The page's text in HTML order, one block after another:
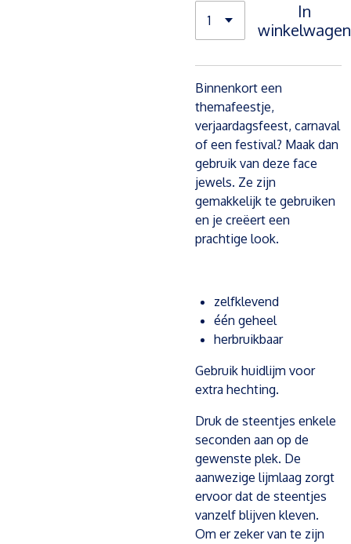
In
winkelwagen
Binnenkort een
themafeestje,
verjaardagsfeest, carnaval
of een festival? Maak dan
gebruik van deze face
jewels. Ze zijn
gemakkelijk te gebruiken
en je creëert een
prachtige look.
zelfklevend
één geheel
herbruikbaar
Gebruik huidlijm voor
extra hechting.
Druk de steentjes enkele
seconden aan op de
gewenste plek. De
aanwezige lijmlaag zorgt
ervoor dat de steentjes
vanzelf blijven kleven.
Om er zeker van te zijn